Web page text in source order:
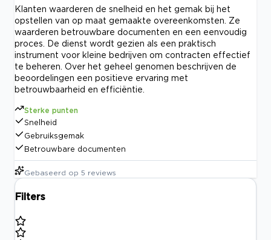
Klanten waarderen de snelheid en het gemak bij het
opstellen van op maat gemaakte overeenkomsten. Ze
waarderen betrouwbare documenten en een eenvoudig
proces. De dienst wordt gezien als een praktisch
instrument voor kleine bedrijven om contracten effectief
te beheren. Over het geheel genomen beschrijven de
beoordelingen een positieve ervaring met
betrouwbaarheid en efficiëntie.
Sterke punten
Snelheid
Gebruiksgemak
Betrouwbare documenten
Gebaseerd op 5 reviews
Filters